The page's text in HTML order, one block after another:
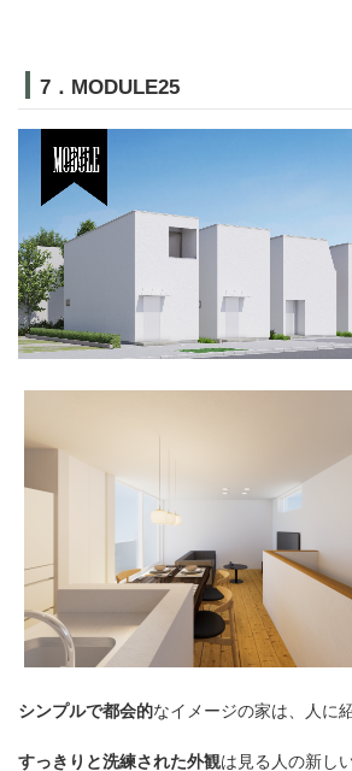
7．MODULE25
シンプルで都会的なイメージの家は、人に
すっきりと洗練された外観は見る人の新し